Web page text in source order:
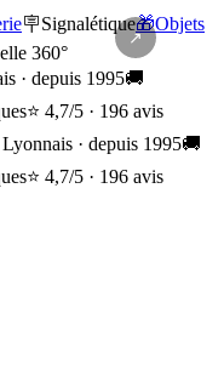
🪧Signalétique🎁Objets
360°
· depuis 1995🚚
⭐ 4,7/5 · 196 avis
· depuis 1995🚚
⭐ 4,7/5 · 196 avis
↗